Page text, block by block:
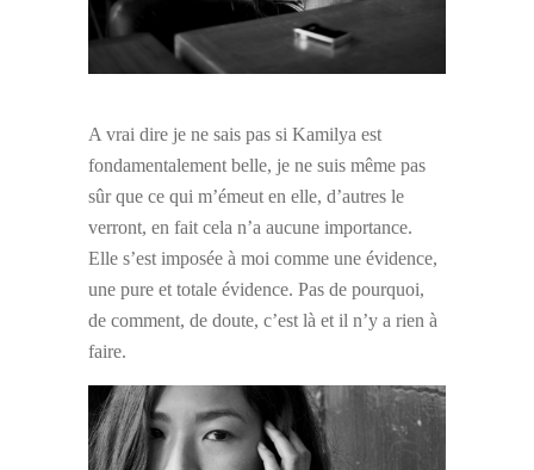
A vrai dire je ne sais pas si Kamilya est
fondamentalement belle, je ne suis même pas
sûr que ce qui m’émeut en elle, d’autres le
verront, en fait cela n’a aucune importance.
Elle s’est imposée à moi comme une évidence,
une pure et totale évidence. Pas de pourquoi,
de comment, de doute, c’est là et il n’y a rien à
faire.